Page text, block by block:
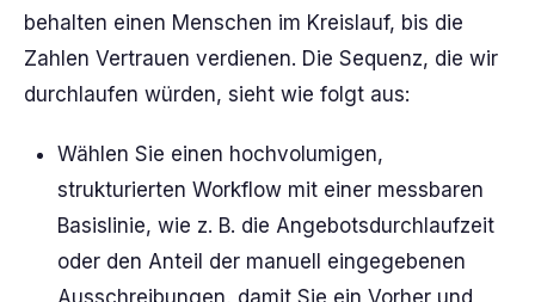
behalten einen Menschen im Kreislauf, bis die
Zahlen Vertrauen verdienen. Die Sequenz, die wir
durchlaufen würden, sieht wie folgt aus:
Wählen Sie einen hochvolumigen,
strukturierten Workflow mit einer messbaren
Basislinie, wie z. B. die Angebotsdurchlaufzeit
oder den Anteil der manuell eingegebenen
Ausschreibungen, damit Sie ein Vorher und